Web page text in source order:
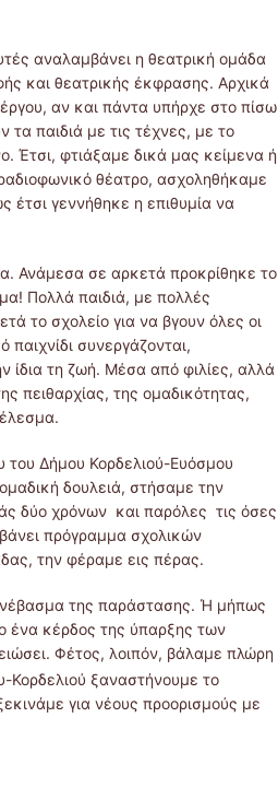
αναλαμβάνει η θεατρική ομάδα
και θεατρικής έκφρασης. Αρχικά
αν και πάντα υπήρχε στο πίσω
παιδιά με τις τέχνες, με το
Έτσι, φτιάξαμε δικά μας κείμενα ή
θέατρο, ασχοληθήκαμε
έτσι γεννήθηκε η επιθυμία να
Ανάμεσα σε αρκετά προκρίθηκε το
Πολλά παιδιά, με πολλές
το σχολείο για να βγουν όλες οι
παιχνίδι συνεργάζονται,
ίδια τη ζωή. Μέσα από φιλίες, αλλά
πειθαρχίας, της ομαδικότητας,
του Δήμου Κορδελιού-Ευόσμου
δουλειά, στήσαμε την
δύο χρόνων και παρόλες τις όσες
πρόγραμμα σχολικών
την φέραμε εις πέρας.
της παράστασης. Ή μήπως
ένα κέρδος της ύπαρξης των
Φέτος, λοιπόν, βάλαμε πλώρη
Κορδελιού ξαναστήνουμε το
για νέους προορισμούς με